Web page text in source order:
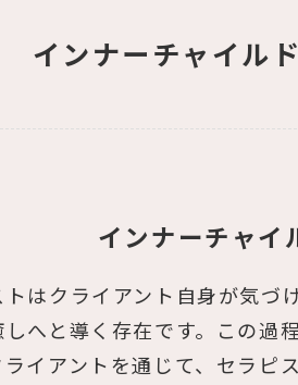
インナーチャイル
インナーチャイ
はクライアント自身が気
へと導く存在です。この
イアントを通じて、セラ